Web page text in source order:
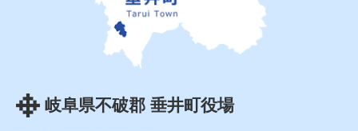
岐阜県不破郡 垂井町役場